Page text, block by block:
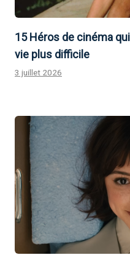
15 Héros de cinéma
vie plus difficile
3 juillet 2026